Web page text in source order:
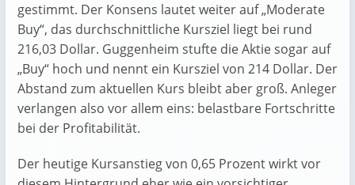
gestimmt. Der Konsens lautet weiter auf „Moderate
Buy“, das durchschnittliche Kursziel liegt bei rund
216,03 Dollar. Guggenheim stufte die Aktie sogar auf
„Buy“ hoch und nennt ein Kursziel von 214 Dollar. Der
Abstand zum aktuellen Kurs bleibt aber groß. Anleger
verlangen also vor allem eins: belastbare Fortschritte
bei der Profitabilität.
Der heutige Kursanstieg von 0,65 Prozent wirkt vor